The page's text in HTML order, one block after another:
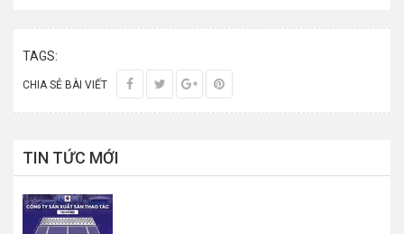
TAGS:
CHIA SẺ BÀI VIẾT
TIN TỨC MỚI